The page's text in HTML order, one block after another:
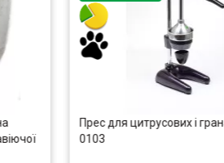
Прес для цитрусових і
0103